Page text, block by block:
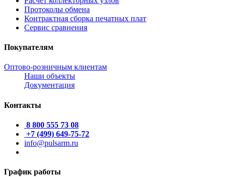
Протоколы обмена
Контрактная сборка печатных плат
Сервис сравнения
Покупателям
Оптово-розничным клиентам
Наши объекты
Документация
Контакты
8 800 555 73 08
+7 (499) 649-75-72
info@pulsarm.ru
График работы